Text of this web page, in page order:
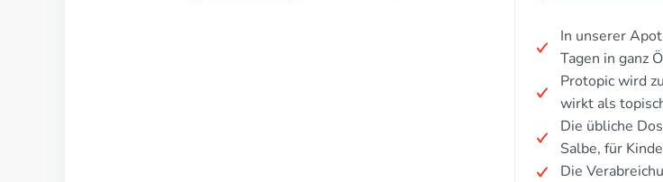
In unserer
Tagen in ganz
Protopic wird
wirkt als
Die übliche
Salbe, für
Die